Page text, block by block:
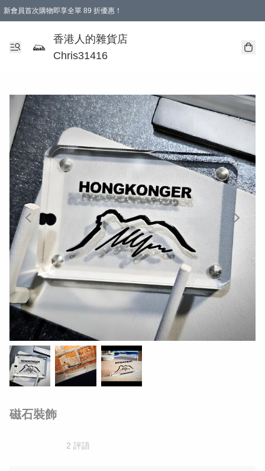
新會員首次購物即享全單 89 折優惠！
購物滿 HKD 499.00即享免運費優惠！（適用於 本地送貨、本地取貨 )
【滿 $300 專屬驚喜：無聲信物（最後一批）】
香港人的雜貨店
Chris31416
磁石裝飾
2 評語